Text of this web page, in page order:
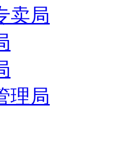
卖局
理局